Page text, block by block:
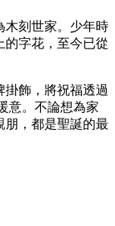
木刻世家。少年時
的字花，至今已從
掛飾，將祝福透過
意。不論想為家
朋，都是聖誕的最